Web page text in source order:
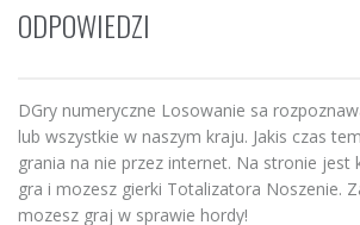
ODPOWIEDZI
DGry numeryczne Losowanie sa
lub wszystkie w naszym kraju. Jakis czas
grania na nie przez internet. Na stronie jest
gra i mozesz gierki Totalizatora Noszenie.
mozesz graj w sprawie hordy!